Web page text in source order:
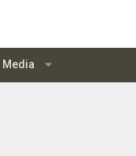
Media